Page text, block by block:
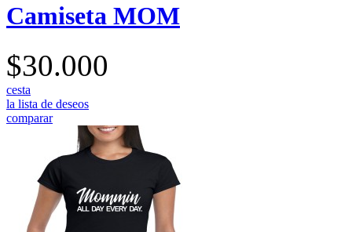
Camiseta MOM
$30.000
cesta
la lista de deseos
comparar